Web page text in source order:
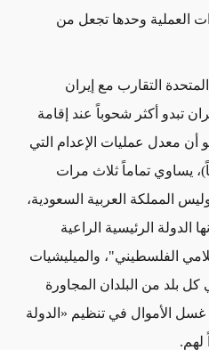
العملية وحدها تجعل من
التقارب مع إيران
تبدو أكثر شحوباً عند إقامة
أن معدل عمليات الإعدام التي
يساوي تماماً ثلاث مرات
المملكة العربية السعودية،
الدولة الرئيسية الراعية
الفلسطيني"، والميليشيات
كل بلد من البلدان المجاورة
غسل الأموال في تنظيم «الدولة
لهم.